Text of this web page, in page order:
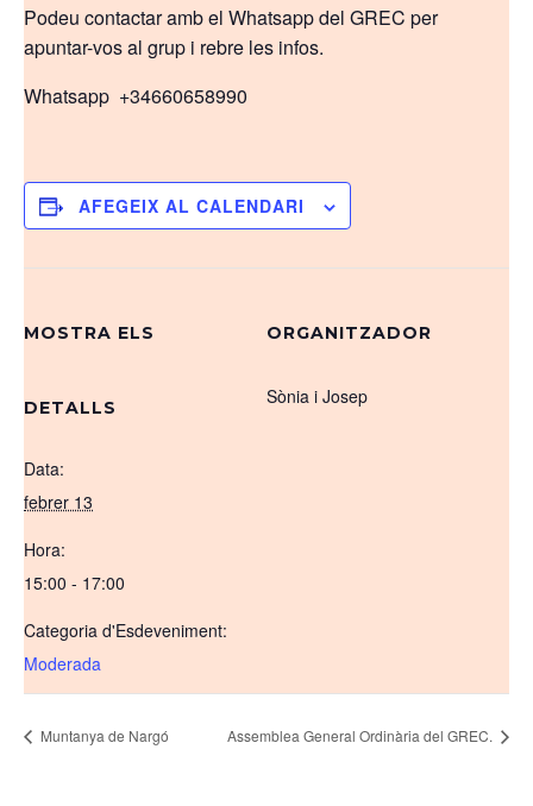
Podeu contactar amb el Whatsapp del GREC per
apuntar-vos al grup i rebre les infos.
Whatsapp +34660658990
AFEGEIX AL CALENDARI
MOSTRA ELS
DETALLS
Data:
febrer 13
Hora:
15:00 - 17:00
Categoria d'Esdeveniment:
Moderada
ORGANITZADOR
Sònia i Josep
Muntanya de Nargó Assemblea General Ordinària del GREC.